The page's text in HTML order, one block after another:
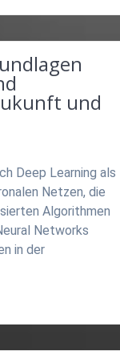
und
Deep Learning als
Netzen, die
Algorithmen
Networks
in der